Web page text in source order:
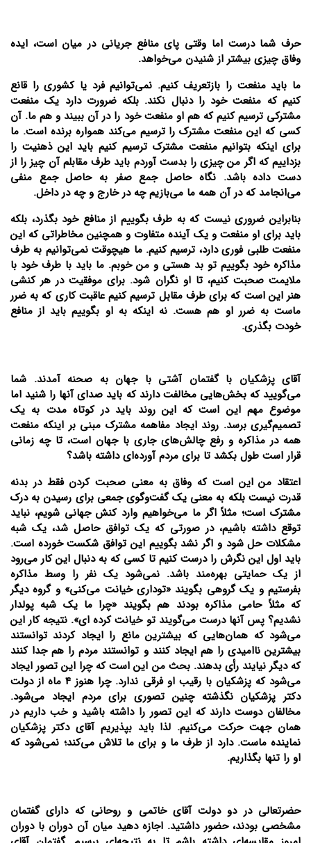
حرف شما درست اما وقتی پای منافع جریانی در میان است، ایده
وفاق چیزی بیشتر از شنیدن می‌خواهد.
ما باید منفعت را بازتعریف کنیم. نمی‌توانیم فرد یا کشوری را قانع
کنیم که منفعت خود را دنبال نکند. بلکه ضرورت دارد یک منفعت
مشترکی ترسیم کنیم که هم او منفعت خود را در آن ببیند و هم ما. آن
کسی که این منفعت مشترک را ترسیم می‌کند همواره برنده است. ما
برای اینکه بتوانیم منفعت مشترک ترسیم کنیم باید این ذهنیت را
بزداییم که اگر من چیزی را بدست آوردم باید طرف مقابلم آن چیز را از
دست داده باشد. نگاه حاصل جمع صفر به حاصل جمع منفی
می‌انجامد که در آن همه ما می‌بازیم چه در خارج و چه در داخل.
بنابراین ضروری نیست که به طرف بگوییم از منافع خود بگذرد، بلکه
باید برای او منفعت و یک آینده متفاوت و همچنین مخاطراتی که این
منفعت طلبی فوری دارد، ترسیم کنیم. ما هیچوقت نمی‌توانیم به طرف
مذاکره خود بگوییم تو بد هستی و من خوبم. ما باید با طرف خود با
ملایمت صحبت کنیم، تا او نگران شود. برای موفقیت در هر کنشی
هنر این است که برای طرف مقابل ترسیم کنیم عاقبت کاری که به ضرر
ماست به ضرر او هم هست. نه اینکه به او بگوییم باید از منافع
خودت بگذری.
آقای پزشکیان با گفتمان آشتی با جهان به صحنه آمدند. شما
می‌گویید که بخش‌هایی مخالفت دارند که باید صدای آنها را شنید اما
موضوع مهم این است که این روند باید در کوتاه مدت به یک
تصمیم‌گیری برسد. روند ایجاد مفاهمه مشترک مبنی بر اینکه منفعت
همه در مذاکره و رفع چالش‌های جاری با جهان است، تا چه زمانی
قرار است طول بکشد تا برای مردم آورده‌ای داشته باشد؟
اعتقاد من این است که وفاق به معنی صحبت کردن فقط در بدنه
قدرت نیست بلکه به معنی یک گفت‌و‌گوی جمعی برای رسیدن به درک
مشترک است؛ مثلاً اگر ما می‌خواهیم وارد کنش جهانی شویم، نباید
توقع داشته باشیم، در صورتی که یک توافق حاصل شد، یک شبه
مشکلات حل شود و اگر نشد بگوییم این توافق شکست خورده است.
باید اول این نگرش را درست کنیم تا کسی که به دنبال این کار می‌رود
از یک حمایتی بهره‌مند باشد. نمی‌شود یک نفر را وسط مذاکره
بفرستیم و یک گروهی بگویند «تو‌داری خیانت می‌کنی» و گروه دیگر
که مثلاً حامی مذاکره بودند هم بگویند «چرا ما یک شبه پولدار
نشدیم؟ پس آنها درست می‌گویند تو خیانت کرده ای». نتیجه کار این
می‌شود که همان‌هایی که بیشترین مانع را ایجاد کردند توانستند
بیشترین ناامیدی را هم ایجاد کنند و توانستند مردم را هم جدا کنند
که دیگر نیایند رأی بدهند. بحث من این است که چرا این تصور ایجاد
می‌شود که پزشکیان با رقیب او فرقی ندارد. چرا هنوز 4 ماه از دولت
دکتر پزشکیان نگذشته چنین تصوری برای مردم ایجاد می‌شود.
مخالفان دوست دارند که این تصور را داشته باشید و خب داریم در
همان جهت حرکت می‌کنیم. لذا باید بپذیریم آقای دکتر پزشکیان
نماینده ماست. دارد از طرف ما و برای ما تلاش می‌کند؛ نمی‌شود که
او را تنها بگذاریم.
حضرتعالی در دو دولت آقای خاتمی و روحانی که دارای گفتمان
مشخصی بودند، حضور داشتید. اجازه دهید میان آن دوران با دوران